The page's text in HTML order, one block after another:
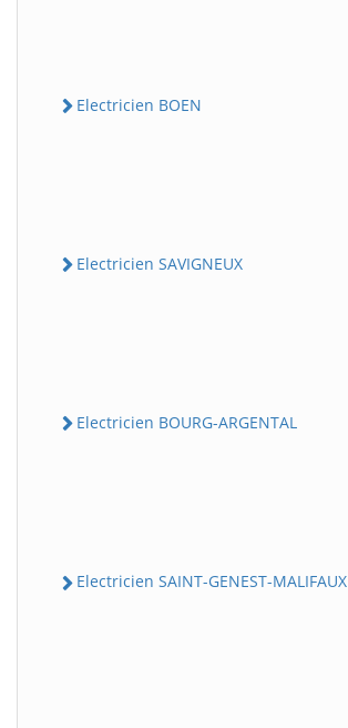
Electricien BOEN
Electricien SAVIGNEUX
Electricien BOURG-ARGENTAL
Electricien SAINT-GENEST-MALIFAUX